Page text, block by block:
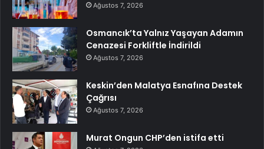
Ağustos 7, 2026
Osmancık’ta Yalnız Yaşayan Adamın
Cenazesi Forkliftle İndirildi
Ağustos 7, 2026
Keskin’den Malatya Esnafına Destek
Çağrısı
Ağustos 7, 2026
Murat Ongun CHP’den istifa etti